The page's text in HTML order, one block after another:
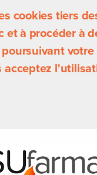
cookies tiers
et à procéder à
acceptez